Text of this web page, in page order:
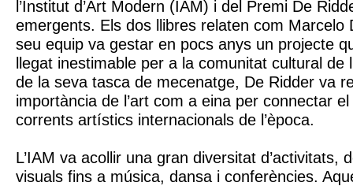
l’Institut d’Art Modern (IAM) i del Premi De
emergents. Els dos llibres relaten com Marcelo
seu equip va gestar en pocs anys un projecte
llegat inestimable per a la comunitat cultural de
de la seva tasca de mecenatge, De Ridder va
importància de l’art com a eina per connectar
corrents artístics internacionals de l’època.
L’IAM va acollir una gran diversitat d’activitats,
visuals fins a música, dansa i conferències.